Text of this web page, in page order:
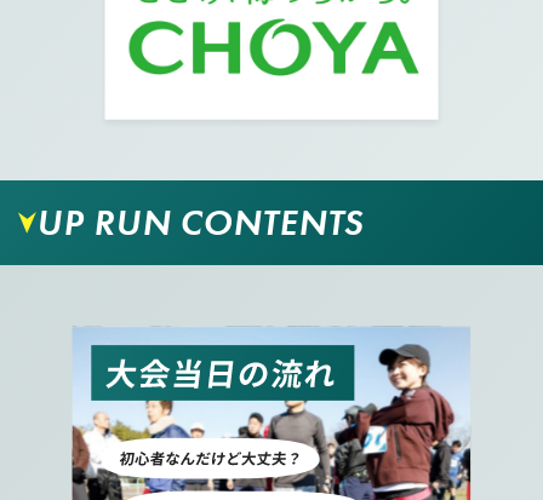
UP RUN CONTENTS